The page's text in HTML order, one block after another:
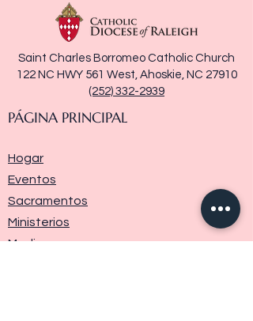
Saint Charles Borromeo Catholic Church
122 NC HWY 561 West, Ahoskie, NC 27910
(252) 332-2939
PÁGINA PRINCIPAL
Hogar
Eventos
Sacramentos
Ministerios
Media